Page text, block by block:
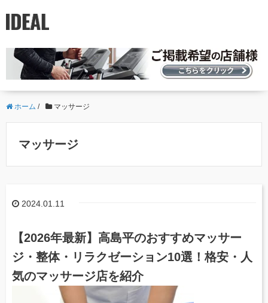
ホーム / マッサージ
マッサージ
2024.01.11
【2026年最新】高島平のおすすめマッサー
ジ・整体・リラクゼーション10選！格安・人
気のマッサージ店を紹介